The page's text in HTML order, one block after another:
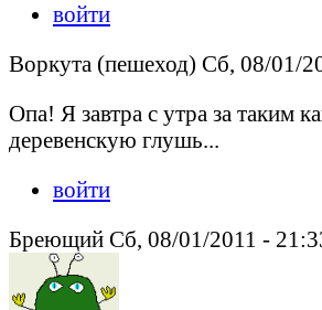
войти
Воркута (пешеход) Сб, 08/01/
Опа! Я завтра с утра за таким
деревенскую глушь...
войти
Бреющий Сб, 08/01/2011 -